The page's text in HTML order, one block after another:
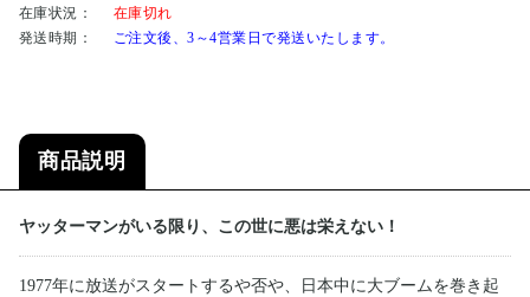
在庫状況：
在庫切れ
発送時期：
ご注文後、3～4営業日で発送いたします。
商品説明
ヤッターマンがいる限り、この世に悪は栄えない！
1977年に放送がスタートするや否や、日本中に大ブームを巻き起